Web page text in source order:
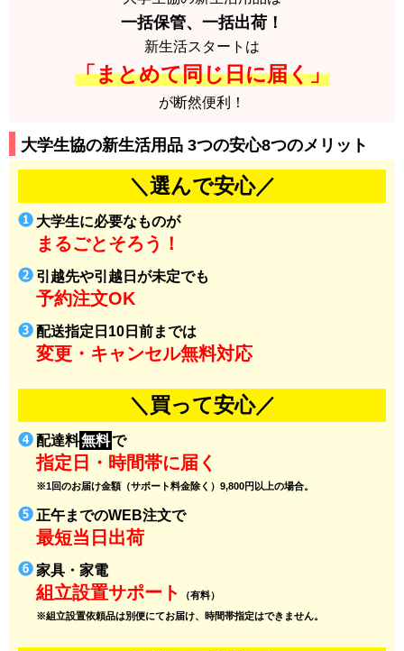
一括保管、一括出荷！
新生活スタートは
「まとめて同じ日に届く」
が断然便利！
大学生協の新生活用品 3つの安心8つのメリット
＼選んで安心／
大学生に必要なものが
まるごとそろう！
引越先や引越日が未定でも
予約注文OK
配送指定日10日前までは
変更・キャンセル無料対応
＼買って安心／
配達料無料で
指定日・時間帯に届く
※1回のお届け金額（サポート料金除く）9,800円以上の場合。
正午までのWEB注文で
最短当日出荷
家具・家電
組立設置サポート
（有料）
※組立設置依頼品は別便にてお届け、時間帯指定はできません。